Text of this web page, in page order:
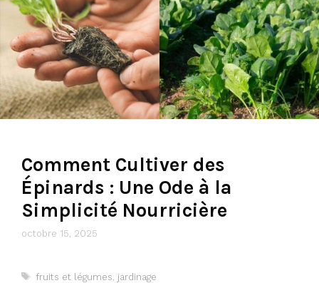
Comment Cultiver des
Épinards : Une Ode à la
Simplicité Nourricière
octobre 15, 2025
Étiquettes
fruits et légumes jardinage